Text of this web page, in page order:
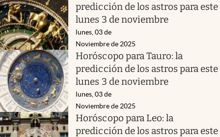
predicción de los astros para este
lunes 3 de noviembre
lunes, 03 de
Noviembre de 2025
Horóscopo para Tauro: la
predicción de los astros para este
lunes 3 de noviembre
lunes, 03 de
Noviembre de 2025
Horóscopo para Leo: la
predicción de los astros para este